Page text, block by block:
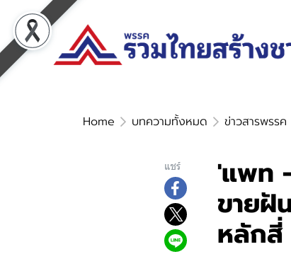
Home บทความทั้งหมด ข่าวสารพรรค
แชร์ 'แพท
ขายฝั
หลักสี่